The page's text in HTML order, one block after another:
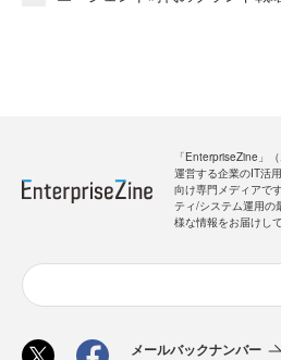
「EnterpriseZine」
運営する企業のIT活
向け専門メディアで
ティ/システム運用の
様な情報をお届けして
メールバックナンバー